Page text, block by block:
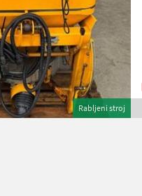
Rabljeni stroj